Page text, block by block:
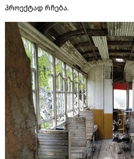
პროექტად რჩება.